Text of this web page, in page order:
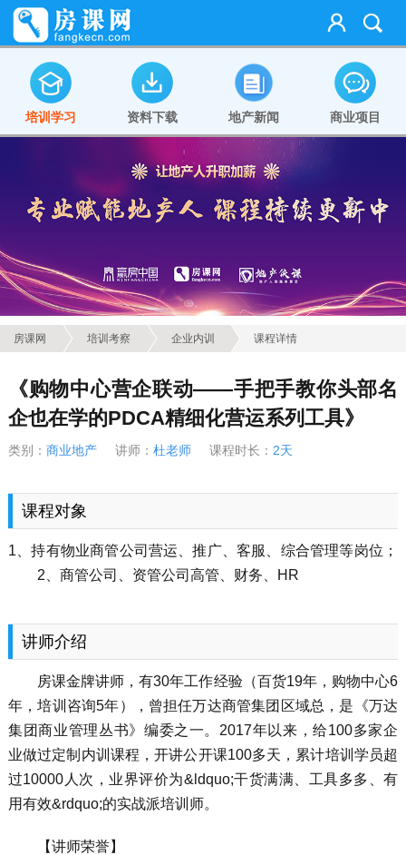
培训学习 资料下载 地产新闻 商业项目
房课网 培训考察 企业内训 课程详情
《购物中心营企联动——手把手教你头部名
企也在学的PDCA精细化营运系列工具》
类别： 商业地产讲师： 杜老师课程时长： 2天
课程对象
1、持有物业商管公司营运、推广、客服、综合管理等岗位；
2、商管公司、资管公司高管、财务、HR
讲师介绍
房课金牌讲师，有30年工作经验（百货19年，购物中心6
年，培训咨询5年），曾担任万达商管集团区域总，是《万达
集团商业管理丛书》编委之一。2017年以来，给100多家企
业做过定制内训课程，开讲公开课100多天，累计培训学员超
过10000人次，业界评价为&ldquo;干货满满、工具多多、有
用有效&rdquo;的实战派培训师。
【讲师荣誉】